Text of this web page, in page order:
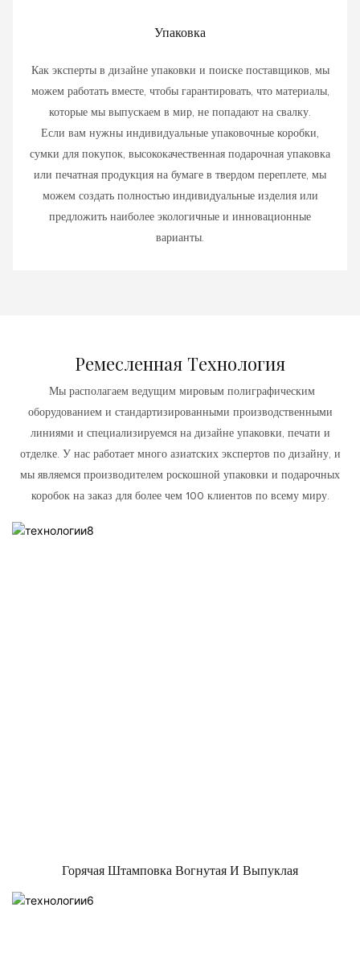
Упаковка
Как эксперты в дизайне упаковки и поиске поставщиков, мы
можем работать вместе, чтобы гарантировать, что материалы,
которые мы выпускаем в мир, не попадают на свалку.
Если вам нужны индивидуальные упаковочные коробки,
сумки для покупок, высококачественная подарочная упаковка
или печатная продукция на бумаге в твердом переплете, мы
можем создать полностью индивидуальные изделия или
предложить наиболее экологичные и инновационные
варианты.
Ремесленная Технология
Мы располагаем ведущим мировым полиграфическим
оборудованием и стандартизированными производственными
линиями и специализируемся на дизайне упаковки, печати и
отделке. У нас работает много азиатских экспертов по дизайну, и
мы являемся производителем роскошной упаковки и подарочных
коробок на заказ для более чем 100 клиентов по всему миру.
Горячая Штамповка Вогнутая И Выпуклая